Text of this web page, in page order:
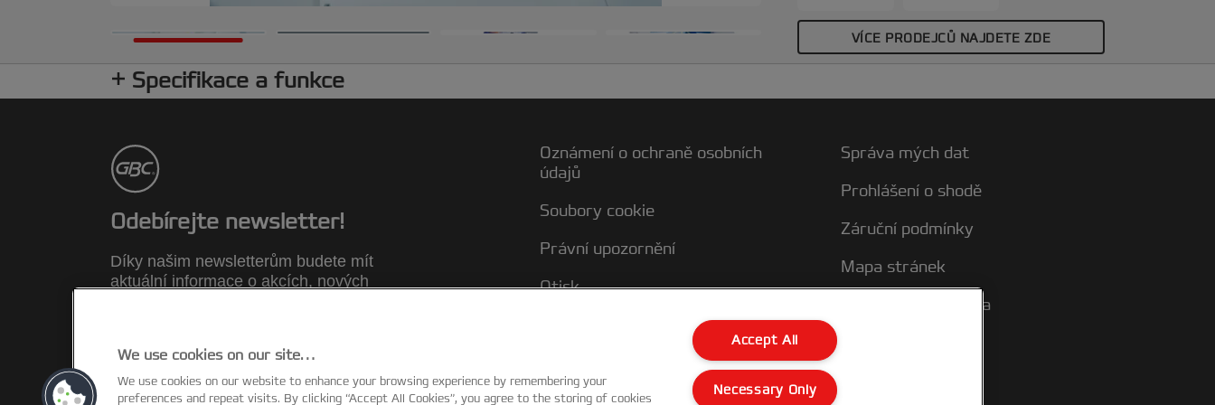
VÍCE PRODEJCŮ NAJDETE ZDE
Specifikace a funkce
Odebírejte newsletter!
Díky našim newsletterům budete mít
aktuální informace o akcích, nových
Oznámení o ochraně osobních
údajů
Soubory cookie
Právní upozornění
Otisk
Správa mých dat
Prohlášení o shodě
Záruční podmínky
Mapa stránek
Zákaznická podpora
We use cookies on our site…
We use cookies on our website to enhance your browsing experience by remembering your
preferences and repeat visits. By clicking “Accept All Cookies”, you agree to the storing of cookies
Accept All
Necessary Only